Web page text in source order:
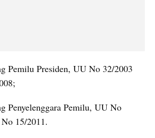
Pemilu Presiden, UU No 32/2003
Penyelenggara Pemilu, UU No
15/2011.